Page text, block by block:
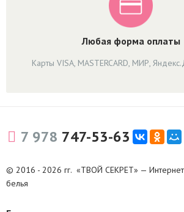
Любая форма оплаты
Карты VISA, MASTERCARD, МИР,
7 978 747-53-63
© 2016 - 2026 гг. «ТВОЙ СЕКРЕТ» —
белья